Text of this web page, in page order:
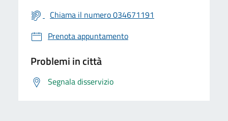
Chiama il numero 034671191
Prenota appuntamento
Problemi in città
Segnala disservizio